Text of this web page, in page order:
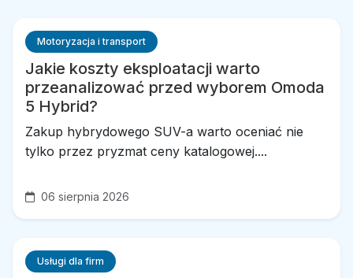
Motoryzacja i transport
Jakie koszty eksploatacji warto
przeanalizować przed wyborem Omoda
5 Hybrid?
Zakup hybrydowego SUV-a warto oceniać nie
tylko przez pryzmat ceny katalogowej....
06 sierpnia 2026
Usługi dla firm